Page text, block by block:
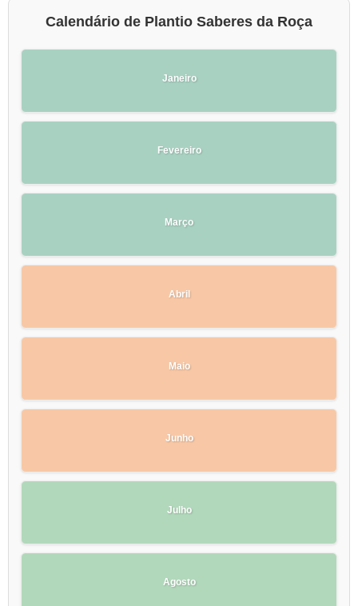
Calendário de Plantio Saberes da Roça
Janeiro
Fevereiro
Março
Abril
Maio
Junho
Julho
Agosto